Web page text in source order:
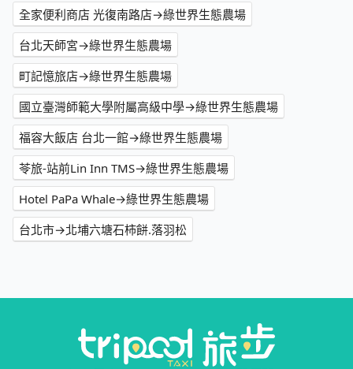
全家便利商店 光復南路店→綠世界生態農場
台北天師宮→綠世界生態農場
町記憶旅店→綠世界生態農場
國立臺灣師範大學附屬高級中學→綠世界生態農場
福容大飯店 台北一館→綠世界生態農場
苓旅-站前Lin Inn TMS→綠世界生態農場
Hotel PaPa Whale→綠世界生態農場
台北市→北埔六塘石柿餅.落羽松